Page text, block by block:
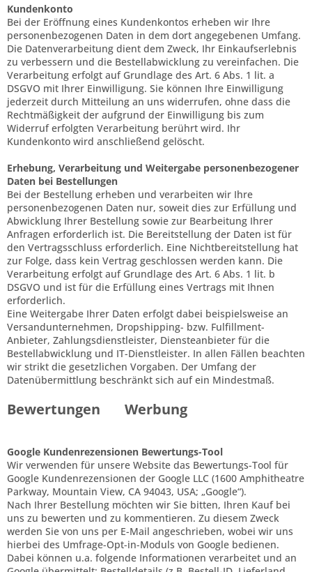
Kundenkonto
Bei der Eröffnung eines Kundenkontos erheben wir Ihre
personenbezogenen Daten in dem dort angegebenen Umfang.
Die Datenverarbeitung dient dem Zweck, Ihr Einkaufserlebnis
zu verbessern und die Bestellabwicklung zu vereinfachen. Die
Verarbeitung erfolgt auf Grundlage des Art. 6 Abs. 1 lit. a
DSGVO mit Ihrer Einwilligung. Sie können Ihre Einwilligung
jederzeit durch Mitteilung an uns widerrufen, ohne dass die
Rechtmäßigkeit der aufgrund der Einwilligung bis zum
Widerruf erfolgten Verarbeitung berührt wird. Ihr
Kundenkonto wird anschließend gelöscht.
Erhebung, Verarbeitung und Weitergabe personenbezogener
Daten bei Bestellungen
Bei der Bestellung erheben und verarbeiten wir Ihre
personenbezogenen Daten nur, soweit dies zur Erfüllung und
Abwicklung Ihrer Bestellung sowie zur Bearbeitung Ihrer
Anfragen erforderlich ist. Die Bereitstellung der Daten ist für
den Vertragsschluss erforderlich. Eine Nichtbereitstellung hat
zur Folge, dass kein Vertrag geschlossen werden kann. Die
Verarbeitung erfolgt auf Grundlage des Art. 6 Abs. 1 lit. b
DSGVO und ist für die Erfüllung eines Vertrags mit Ihnen
erforderlich.
Eine Weitergabe Ihrer Daten erfolgt dabei beispielsweise an
Versandunternehmen, Dropshipping- bzw. Fulfillment-
Anbieter, Zahlungsdienstleister, Diensteanbieter für die
Bestellabwicklung und IT-Dienstleister. In allen Fällen beachten
wir strikt die gesetzlichen Vorgaben. Der Umfang der
Datenübermittlung beschränkt sich auf ein Mindestmaß.
Bewertungen Werbung
Google Kundenrezensionen Bewertungs-Tool
Wir verwenden für unsere Website das Bewertungs-Tool für
Google Kundenrezensionen der Google LLC (1600 Amphitheatre
Parkway, Mountain View, CA 94043, USA; „Google“).
Nach Ihrer Bestellung möchten wir Sie bitten, Ihren Kauf bei
uns zu bewerten und zu kommentieren. Zu diesem Zweck
werden Sie von uns per E-Mail angeschrieben, wobei wir uns
hierbei des Umfrage-Opt-in-Moduls von Google bedienen.
Dabei können u.a. folgende Informationen verarbeitet und an